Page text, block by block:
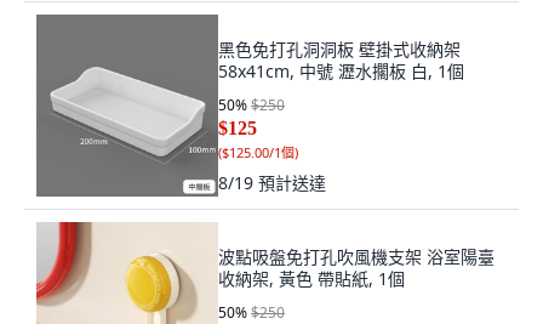
黑色免打孔洞洞板 壁掛式收納架
58x41cm, 中號 瀝水擱板 白, 1個
50%$250
$125
($125.00/1個)
8/19 預計送達
波點吸盤免打孔吹風機支架 浴室陽臺
收納架, 黃色 帶貼紙, 1個
50%$250